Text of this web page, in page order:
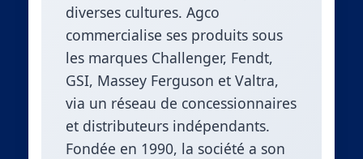
diverses cultures. Agco
commercialise ses produits sous
les marques Challenger, Fendt,
GSI, Massey Ferguson et Valtra,
via un réseau de concessionnaires
et distributeurs indépendants.
Fondée en 1990, la société a son